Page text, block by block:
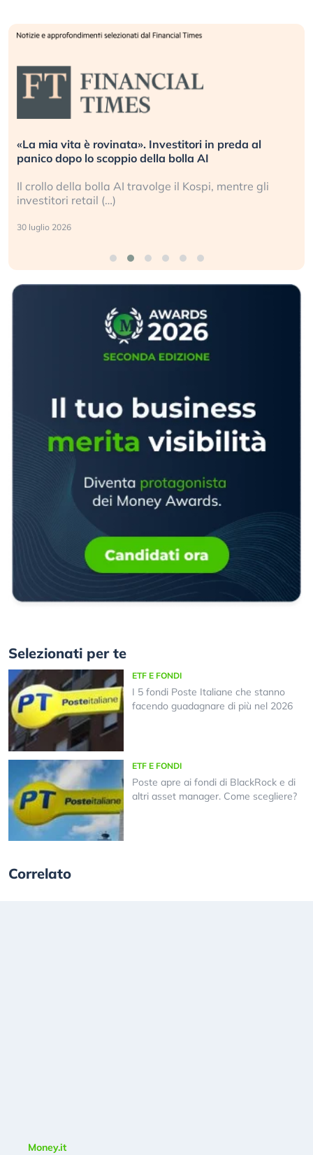
«La mia vita è rovinata». Investitori in preda al
panico dopo lo scoppio della bolla AI
Il crollo della bolla AI travolge il Kospi, mentre gli
investitori retail (…)
30 luglio 2026
Selezionati per te
ETF E FONDI
I 5 fondi Poste Italiane che stanno
facendo guadagnare di più nel 2026
ETF E FONDI
Poste apre ai fondi di BlackRock e di
altri asset manager. Come scegliere?
Correlato
Money.it